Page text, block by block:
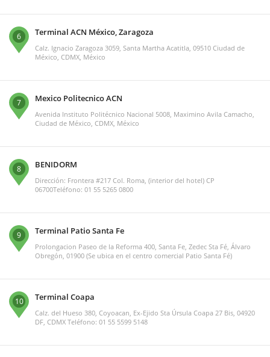
6 Terminal ACN México, Zaragoza
Calz. Ignacio Zaragoza 3059, Santa Martha Acatitla, 09510 Ciudad de
México, CDMX, México
7 Mexico Politecnico ACN
Avenida Instituto Politécnico Nacional 5008, Maximino Avila Camacho,
Ciudad de México, CDMX, México
8 BENIDORM
Dirección: Frontera #217 Col. Roma, (interior del hotel) CP
06700Teléfono: 01 55 5265 0800
9 Terminal Patio Santa Fe
Prolongacion Paseo de la Reforma 400, Santa Fe, Zedec Sta Fé, Álvaro
Obregón, 01900 (Se ubica en el centro comercial Patio Santa Fé)
10 Terminal Coapa
Calz. del Hueso 380, Coyoacan, Ex-Ejido Sta Úrsula Coapa 27 Bis, 04920
DF, CDMX Teléfono: 01 55 5599 5148